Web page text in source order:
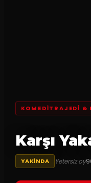
KOMEDITRAJEDI &
Karşı
YAKINDA Yetersiz oy